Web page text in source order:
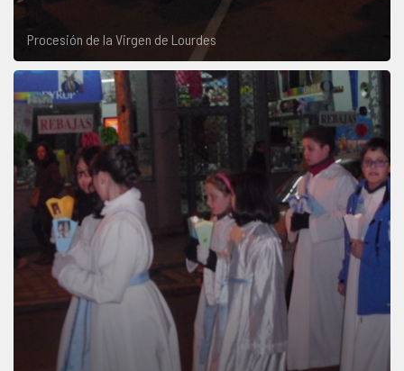
Procesión de la Virgen de Lourdes